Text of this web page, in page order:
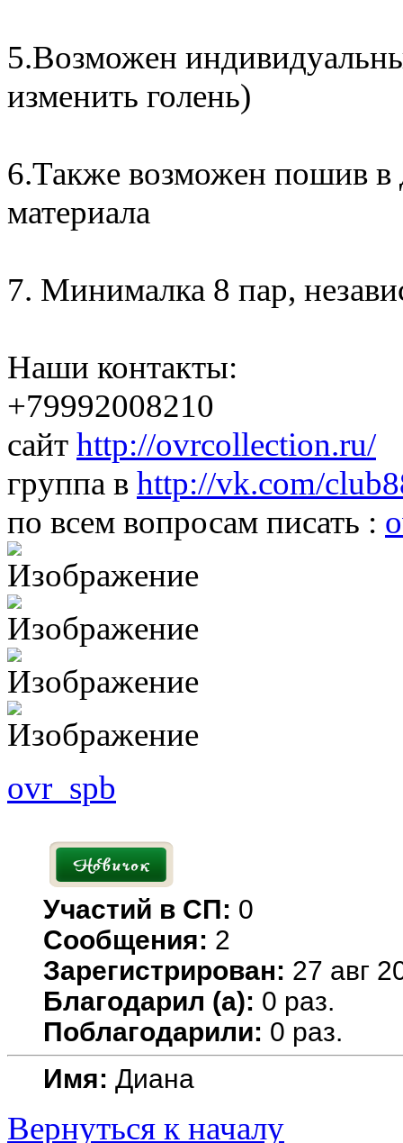
5.Возможен
изменить голень)
6.Также возможен пошив в
материала
7. Минималка 8 пар,
Наши контакты:
+79992008210
сайт http://ovrcollection.ru/
группа в http://vk.com/
по всем вопросам писать :
ovr_spb
Участий в СП: 0
Сообщения: 2
Зарегистрирован: 27 авг
Благодарил (а): 0 раз.
Поблагодарили: 0 раз.
Имя: Диана
Вернуться к началу